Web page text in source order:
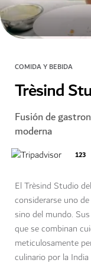
COMIDA Y BEBIDA
Trèsind
Fusión de
moderna
123
El Trèsind Studio
considerarse uno
sino del mundo.
que se combinan
meticulosamente
culinario por la